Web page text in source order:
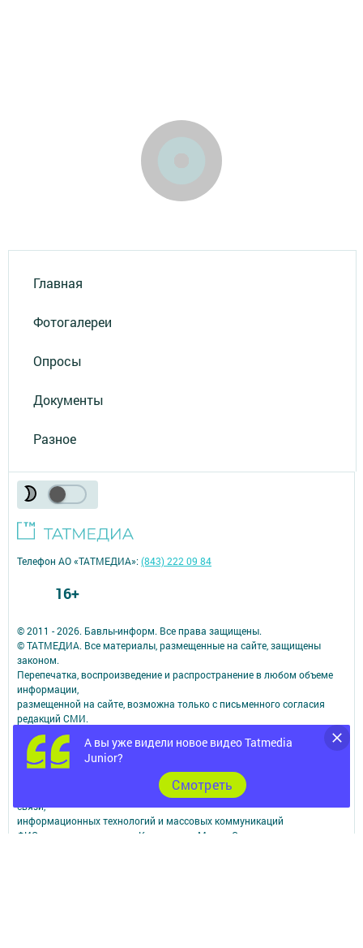
Главная
Фотогалереи
Опросы
Документы
Разное
А вы уже видели новое видео Tatmedia
Junior?
Cмотреть
© 2011 - 2026. Бавлы-информ. Все права защищены.
© ТАТМЕДИА. Все материалы, размещенные на сайте, защищены
законом.
Перепечатка, воспроизведение и распространение в любом объеме
информации,
размещенной на сайте, возможна только с письменного согласия
редакций СМИ.
При поддержке Республиканского агентства по печати и массовым
коммуникациям.
Наименование СМИ: Бавлы-информ
№ записи о регистрации СМИ, дата: ЭЛ № ФС 77 - 73781 от 12.10.2018
СМИ зарегистрированно Федеральной службой по надзору в сфере
связи,
информационных технологий и массовых коммуникаций
ФИО главного редактора: Кандаурова Мария Сергеевна
Телефон АО «ТАТМЕДИА»:(843) 222 09 84
16+